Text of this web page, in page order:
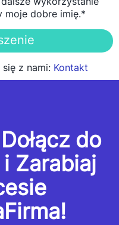
moje dobre imię.*
z nami: Kontakt
do
Zarabiaj